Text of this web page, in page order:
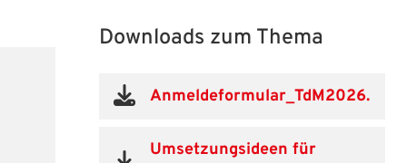
Downloads zum Thema
Anmeldeformular_TdM2026.pdf
Umsetzungsideen für